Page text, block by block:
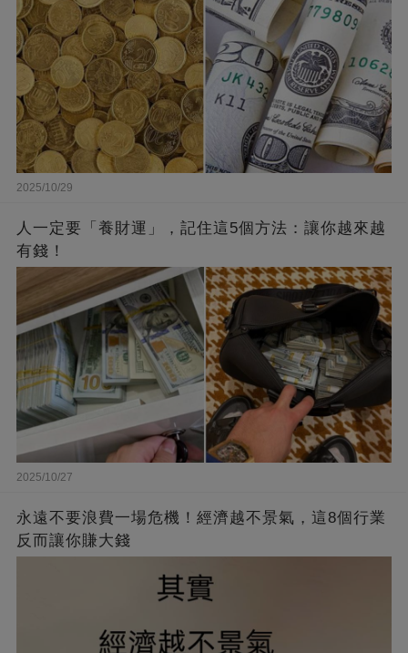
2025/10/29
人一定要「養財運」，記住這5個方法：讓你越來越
有錢！
2025/10/27
永遠不要浪費一場危機！經濟越不景氣，這8個行業
反而讓你賺大錢